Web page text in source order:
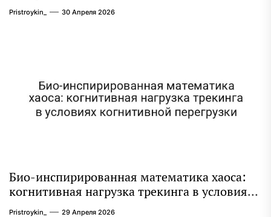
Pristroykin_ 30 Апреля 2026
Био-инспирированная математика хаоса:
когнитивная нагрузка трекинга в условиях
когнитивной перегрузки
Pristroykin_ 29 Апреля 2026